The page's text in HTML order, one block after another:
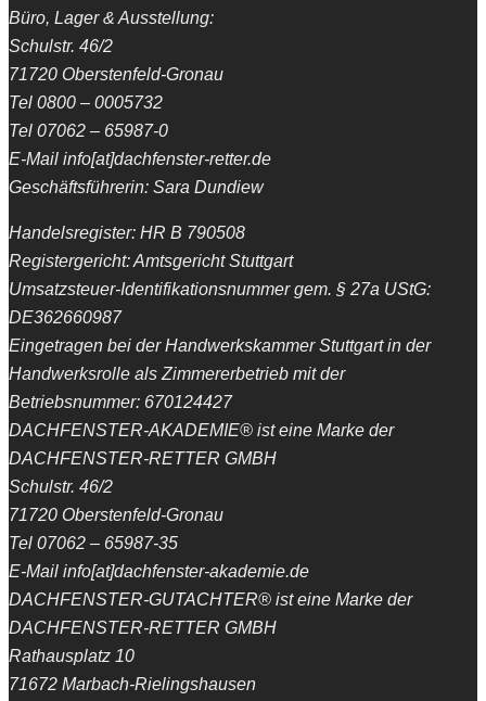
Büro, Lager & Ausstellung:
Schulstr. 46/2
71720 Oberstenfeld-Gronau
Tel 0800 – 0005732
Tel 07062 – 65987-0
E-Mail info[at]dachfenster-retter.de
Geschäftsführerin: Sara Dundiew
Handelsregister: HR B 790508
Registergericht: Amtsgericht Stuttgart
Umsatzsteuer-Identifikationsnummer gem. § 27a UStG:
DE362660987
Eingetragen bei der Handwerkskammer Stuttgart in der
Handwerksrolle als Zimmererbetrieb mit der
Betriebsnummer: 670124427
DACHFENSTER-AKADEMIE® ist eine Marke der
DACHFENSTER-RETTER GMBH
Schulstr. 46/2
71720 Oberstenfeld-Gronau
Tel 07062 – 65987-35
E-Mail info[at]dachfenster-akademie.de
DACHFENSTER-GUTACHTER® ist eine Marke der
DACHFENSTER-RETTER GMBH
Rathausplatz 10
71672 Marbach-Rielingshausen